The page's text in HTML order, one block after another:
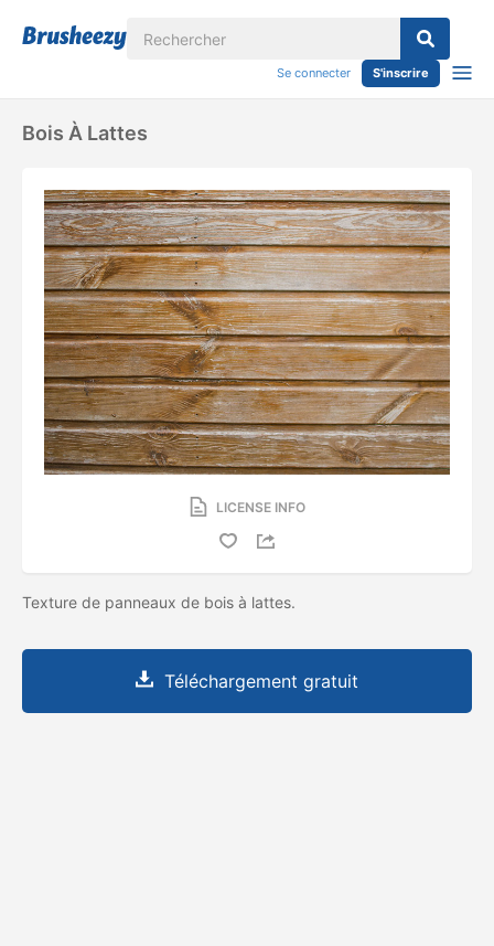
Se connecter S'inscrire
Bois À Lattes
LICENSE INFO
Texture de panneaux de bois à lattes.
Téléchargement gratuit